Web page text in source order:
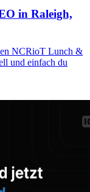
in Raleigh,
NCRioT Lunch &
und einfach du